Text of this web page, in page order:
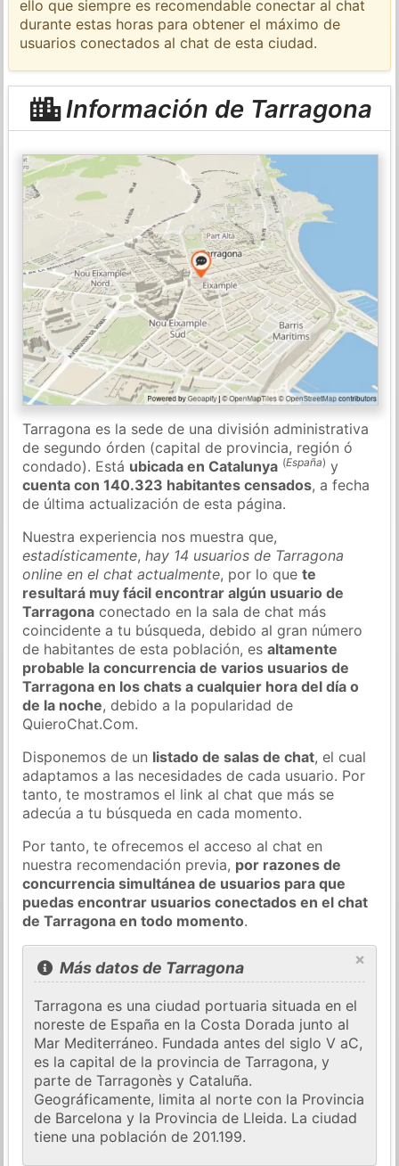
ello que siempre es recomendable conectar al chat
durante estas horas para obtener el máximo de
usuarios conectados al chat de esta ciudad.
Información de Tarragona
Tarragona es la sede de una división administrativa
de segundo órden (capital de provincia, región ó
condado). Está ubicada en Catalunya (España) y
cuenta con 140.323 habitantes censados, a fecha
de última actualización de esta página.
Nuestra experiencia nos muestra que,
estadísticamente,hay 14 usuarios de Tarragona
online en el chat actualmente, por lo quete
resultará muy fácil encontrar algún usuario de
Tarragona conectado en la sala de chat más
coincidente a tu búsqueda, debido al gran número
de habitantes de esta población, esaltamente
probable la concurrencia de varios usuarios de
Tarragona en los chats a cualquier hora del día o
de la noche, debido a la popularidad de
QuieroChat.Com.
Disponemos de un listado de salas de chat, el cual
adaptamos a las necesidades de cada usuario. Por
tanto, te mostramos el link al chat que más se
adecúa a tu búsqueda en cada momento.
Por tanto, te ofrecemos el acceso al chat en
nuestra recomendación previa, por razones de
concurrencia simultánea de usuarios para que
puedas encontrar usuarios conectados en el chat
de Tarragona en todo momento.
×
Más datos de Tarragona
Tarragona es una ciudad portuaria situada en el
noreste de España en la Costa Dorada junto al
Mar Mediterráneo. Fundada antes del siglo V aC,
es la capital de la provincia de Tarragona, y
parte de Tarragonès y Cataluña.
Geográficamente, limita al norte con la Provincia
de Barcelona y la Provincia de Lleida. La ciudad
tiene una población de 201.199.